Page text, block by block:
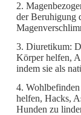
2.
der Beruhigung
3. Diuretikum:
Körper helfen,
indem sie als
4.
helfen, Hacks,
Hunden zu